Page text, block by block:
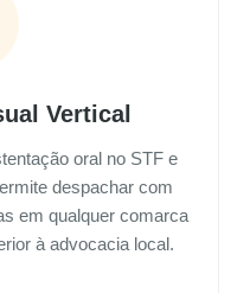
Vertical
oral no STF e
despachar com
em qualquer comarca
à advocacia local.